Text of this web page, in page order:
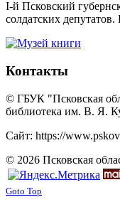
I-й Псковский
солдатских
Контакты
© ГБУК "Псковская
библиотека им. В. Я.
Сайт: https://
© 2026 Псковская
Goto Top